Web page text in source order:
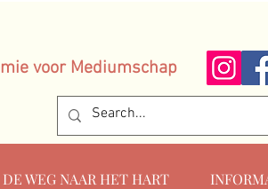
voor Mediumschap
DE WEG NAAR HET HART